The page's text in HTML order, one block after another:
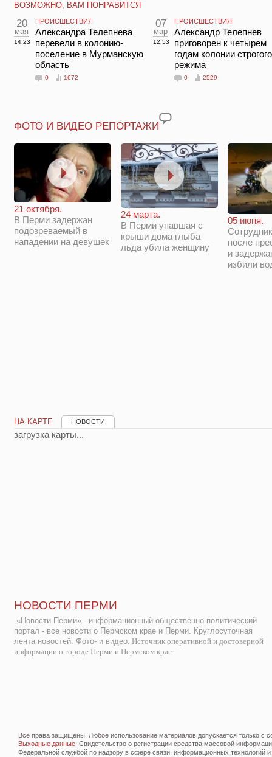
ВОЗМОЖНО, ВАМ ПОНРАВИТСЯ
20
мая
14:23
ПРОИСШЕСТВИЯ
Александра Телепнева
перевели в колонию-
поселение в Мурманскую
область
0 1672
07
мар
12:53
ПРОИСШЕСТВИЯ
Александр Телепнев
приговорен к четырем
годам колонии строгого
режима
0 2529
ФОТО И ВИДЕО РЕПОРТАЖИ
21 октября.
В Перми задержан
подозреваемый в
нападении на девушек
24 марта.
В Перми упавшая с
крыши дома глыба
льда убила женщину
05 июня.
после
и
избили
НА КАРТЕ НОВОСТИ
загрузка карты...
НОВОСТИ ПЕРМИ
«Новости Перми» - информационный общественно-политический
портал - все новости о Пермском крае и Перми. Круглосуточная
лента новостей. Фото- и видео. Источник оперативной и достоверной
информации о городе Перми и Пермском крае.
Все права защищены. Любое использование материалов допускается только с
Выходные данные: Свидетельство о регистрации средства массовой
Федеральной службой по надзору в сфере связи, информационных технологий